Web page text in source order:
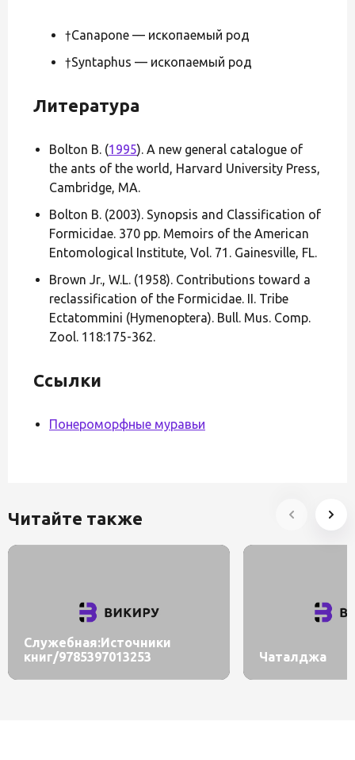
†Canapone — ископаемый род
†Syntaphus — ископаемый род
Литература
Bolton B. (1995). A new general catalogue of
the ants of the world, Harvard University Press,
Cambridge, MA.
Bolton B. (2003). Synopsis and Classification of
Formicidae. 370 pp. Memoirs of the American
Entomological Institute, Vol. 71. Gainesville, FL.
Brown Jr., W.L. (1958). Contributions toward a
reclassification of the Formicidae. II. Tribe
Ectatommini (Hymenoptera). Bull. Mus. Comp.
Zool. 118:175-362.
Ссылки
Понероморфные муравьи
Читайте также
Служебная:Источники
книг/9785397013253
Чаталджа